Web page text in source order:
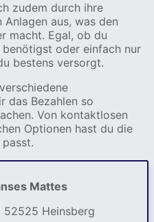
zudem durch ihre
aus, was den
macht. Egal, ob du
oder einfach nur
bestens versorgt.
das Bezahlen so
Von kontaktlosen
Optionen hast du die
Mattes
52525 Heinsberg